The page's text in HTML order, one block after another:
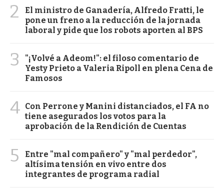
2
El ministro de Ganadería, Alfredo Fratti, le
pone un freno a la reducción de la jornada
laboral y pide que los robots aporten al BPS
3
"¡Volvé a Adeom!": el filoso comentario de
Yesty Prieto a Valeria Ripoll en plena Cena de
Famosos
4 Con Perrone y Manini distanciados, el FA no
tiene asegurados los votos para la
aprobación de la Rendición de Cuentas
5
Entre "mal compañero" y "mal perdedor",
altísima tensión en vivo entre dos
integrantes de programa radial